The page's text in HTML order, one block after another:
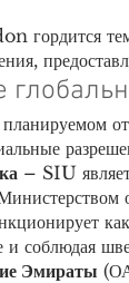
тем,
– SIU
как
и соблюдая
Эмираты